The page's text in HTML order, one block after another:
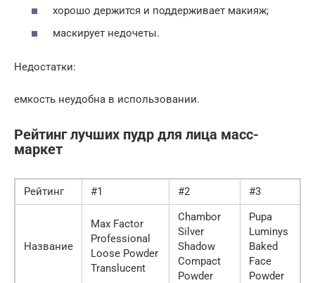
хорошо держится и поддерживает макияж;
маскирует недочеты.
Недостатки:
емкость неудобна в использовании.
Рейтинг лучших пудр для лица масс-
маркет
Рейтинг #1 #2 #3
Название
Max Factor
Professional
Loose Powder
Translucent
Chambor
Silver
Shadow
Compact
Powder
Pupa
Luminys
Baked
Face
Powder